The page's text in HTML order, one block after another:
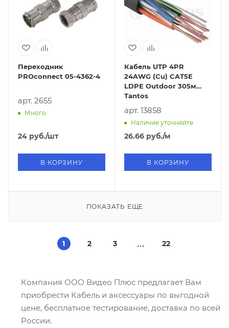
Переходник
PROconnect 05-4362-4
арт. 2655
Много
24 руб./шт
В КОРЗИНУ
Кабель UTP 4PR
24AWG (Cu) CAT5E
LDPE Outdoor 305м
Tantos
арт. 13858
Наличие уточняйте
26.66 руб./м
В КОРЗИНУ
ПОКАЗАТЬ ЕЩЕ
1 2 3 22
Компания ООО Видео Плюс предлагает Вам
приобрести Кабель и аксессуары по выгодной
цене, бесплатное тестирование, доставка по всей
России.